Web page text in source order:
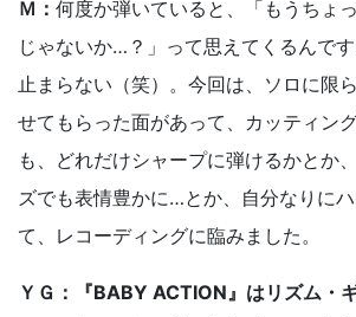
Ｍ： 何度か弾いていると、「もうちょ
じゃないか…？」って思えてくるんで
止まらない（笑）。今回は、ソロに限
せてもらった面があって、カッティン
も、どれだけシャープに弾けるかとか
ズでも表情豊かに…とか、自分なりに
て、レコーディングに臨みました。
ＹＧ：『BABY ACTION』はリズム・